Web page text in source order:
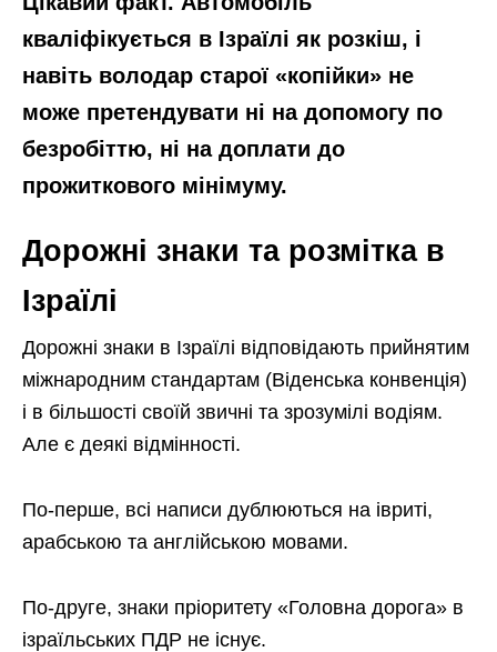
кваліфікується в Ізраїлі як розкіш, і
навіть володар старої «копійки» не
може претендувати ні на допомогу по
безробіттю, ні на доплати до
прожиткового мінімуму.
Дорожні знаки та розмітка в
Ізраїлі
Дорожні знаки в Ізраїлі відповідають прийнятим
міжнародним стандартам (Віденська конвенція)
і в більшості своїй звичні та зрозумілі водіям.
Але є деякі відмінності.
По-перше, всі написи дублюються на івриті,
арабською та англійською мовами.
По-друге, знаки пріоритету «Головна дорога» в
ізраїльських ПДР не існує.